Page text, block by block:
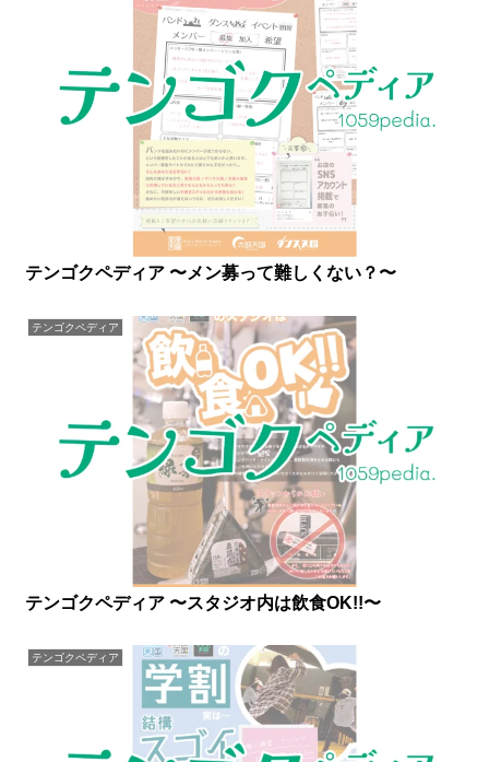
テンゴクペディア 〜メン募って難しくない？〜
テンゴクペディア
テンゴクペディア 〜スタジオ内は飲食OK!!〜
テンゴクペディア